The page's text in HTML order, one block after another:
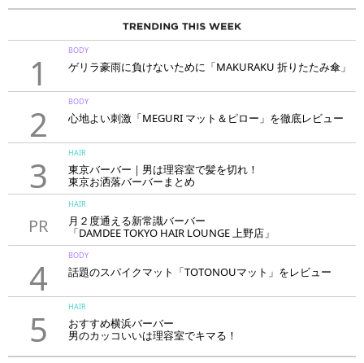
1
BODY
ゲリラ豪雨に負けないために「MAKURAKU 折りたたみ傘」
2
BODY
心地よい刺激「MEGURI マット＆ピロー」を徹底レビュー
3
HAIR
東京バーバー｜男は理容室で髪を切れ！
東京お洒落バーバーまとめ
PR
HAIR
月２度通える新常識バーバー
「DAMDEE TOKYO HAIR LOUNGE 上野店」
4
BODY
話題のスパイクマット「TOTONOUマット」をレビュー
5
HAIR
おすすめ横浜バーバー
男のカッコいいは理容室でキマる！